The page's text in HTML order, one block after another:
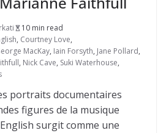
10 min read
, Courtney Love,
MacKay, Iain Forsyth, Jane Pollard,
, Nick Cave, Suki Waterhouse,
portraits documentaires
figures de la musique
surgit comme une